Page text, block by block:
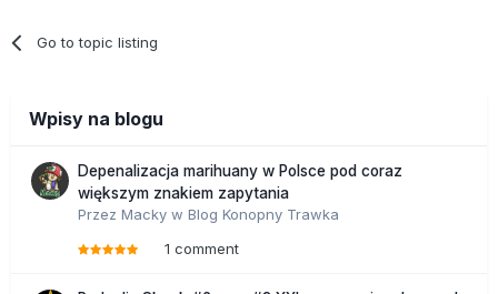
Go to topic listing
Wpisy na blogu
Depenalizacja marihuany w Polsce pod coraz
większym znakiem zapytania
Przez Macky w Blog Konopny Trawka
1 comment